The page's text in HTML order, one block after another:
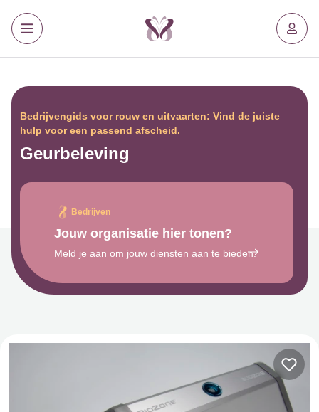
Bedrijvengids voor rouw en uitvaarten: Vind de juiste
hulp voor een passend afscheid.
Geurbeleving
Bedrijven
Jouw organisatie hier tonen?
Meld je aan om jouw diensten aan te bieden.